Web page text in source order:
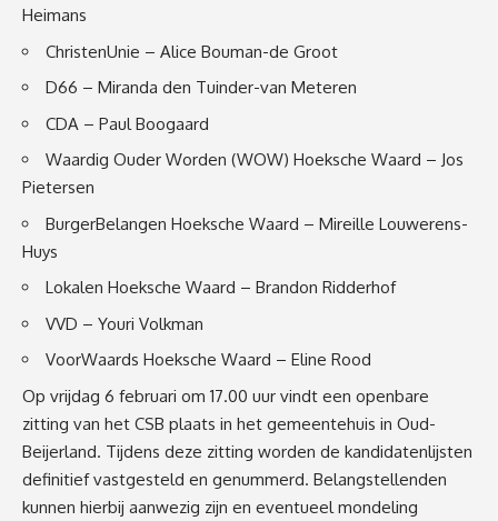
Heimans
ChristenUnie – Alice Bouman-de Groot
D66 – Miranda den Tuinder-van Meteren
CDA – Paul Boogaard
Waardig Ouder Worden (WOW) Hoeksche Waard – Jos
Pietersen
BurgerBelangen Hoeksche Waard – Mireille Louwerens-
Huys
Lokalen Hoeksche Waard – Brandon Ridderhof
VVD – Youri Volkman
VoorWaards Hoeksche Waard – Eline Rood
Op vrijdag 6 februari om 17.00 uur vindt een openbare
zitting van het CSB plaats in het gemeentehuis in Oud-
Beijerland. Tijdens deze zitting worden de kandidatenlijsten
definitief vastgesteld en genummerd. Belangstellenden
kunnen hierbij aanwezig zijn en eventueel mondeling